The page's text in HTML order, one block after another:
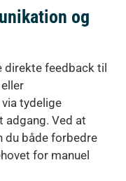
og
direkte feedback til
tydelige
adgang. Ved at
du både forbedre
for manuel